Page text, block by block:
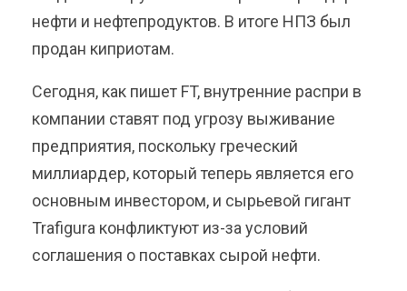
нефти и нефтепродуктов. В итоге НПЗ был
продан киприотам.
Сегодня, как пишет FT, внутренние распри в
компании ставят под угрозу выживание
предприятия, поскольку греческий
миллиардер, который теперь является его
основным инвестором, и сырьевой гигант
Trafigura конфликтуют из-за условий
соглашения о поставках сырой нефти.